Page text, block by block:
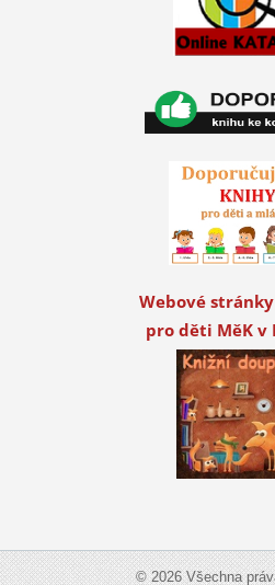
Webové
pro děti MěK v
© 2026 Všechna